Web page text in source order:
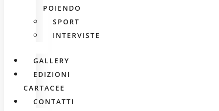
POIENDO
SPORT
INTERVISTE
GALLERY
EDIZIONI
CARTACEE
CONTATTI